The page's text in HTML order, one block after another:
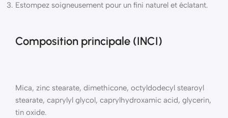
Estompez soigneusement pour un fini naturel et éclatant.
Composition principale (INCI)
Mica, zinc stearate, dimethicone, octyldodecyl stearoyl
stearate, caprylyl glycol, caprylhydroxamic acid, glycerin,
tin oxide.